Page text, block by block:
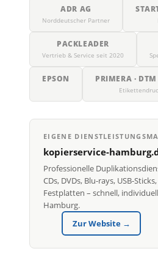
ADR AG
Norddeutscher Partner
PACKLEADER
Vertrieb & Service seit 2020
EPSON PRIMERA ·
EIGENE
kopierservice-
Professionelle
CDs, DVDs, Blu-rays, USB-
Festplatten – schnell,
Hamburg.
Zur Website →